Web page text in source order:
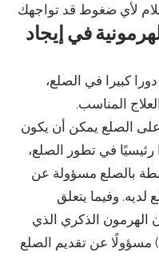
في إيجاد
كبيرا في الصلع،
المناسب.
على الصلع يمكن أن يكون
رئيسيًا في تطور الصلع،
بالصلع مسؤولة عن
وفيما يتعلق
الهرمون الذكري الذي
يسمى ديهيدروتستيستيرون (DHT) مسؤولًا عن تقديم الصلع